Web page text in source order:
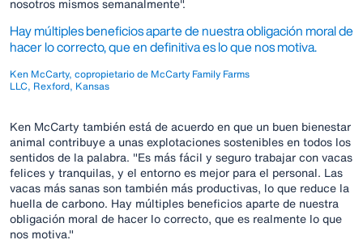
nosotros mismos semanalmente".
Hay múltiples beneficios aparte de nuestra obligación moral de
hacer lo correcto, que en definitiva es lo que nos motiva.
Ken McCarty, copropietario de McCarty Family Farms
LLC, Rexford, Kansas
Ken McCarty también está de acuerdo en que un buen bienestar
animal contribuye a unas explotaciones sostenibles en todos los
sentidos de la palabra. "Es más fácil y seguro trabajar con vacas
felices y tranquilas, y el entorno es mejor para el personal. Las
vacas más sanas son también más productivas, lo que reduce la
huella de carbono. Hay múltiples beneficios aparte de nuestra
obligación moral de hacer lo correcto, que es realmente lo que
nos motiva."